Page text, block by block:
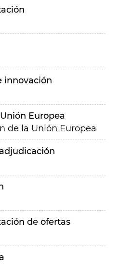
innovación
Europea
de la Unión Europea
de ofertas